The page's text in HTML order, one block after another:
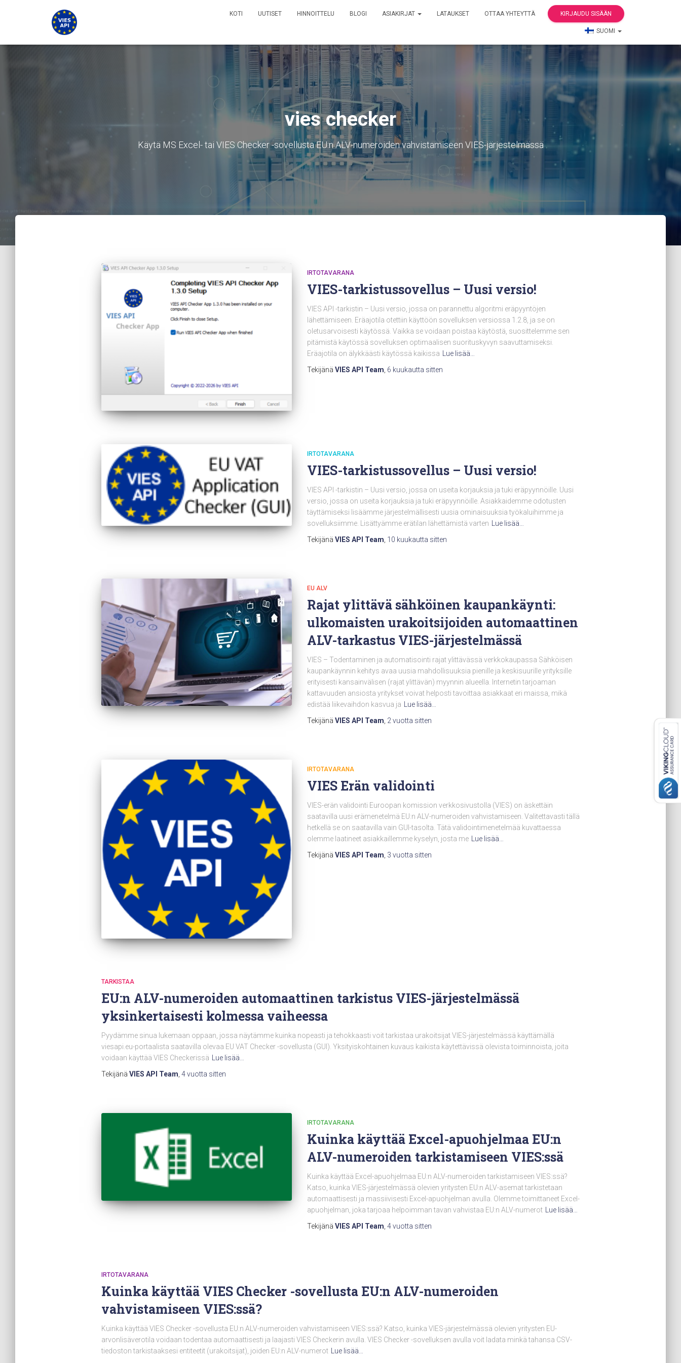
KOTI UUTISET HINNOITTELU BLOGI ASIAKIRJAT LATAUKSET OTTAA YHTEYTTÄ KIRJAUDU SISÄÄN
SUOMI
vies checker
Käytä MS Excel- tai VIES Checker -sovellusta EU:n ALV-numeroiden vahvistamiseen VIES-järjestelmässä
IRTOTAVARANA
VIES-tarkistussovellus – Uusi versio!
VIES API -tarkistin – Uusi versio, jossa on parannettu algoritmi eräpyyntöjen
lähettämiseen. Eräajotila otettiin käyttöön sovelluksen versiossa 1.2.8, ja se on
oletusarvoisesti käytössä. Vaikka se voidaan poistaa käytöstä, suosittelemme sen
pitämistä käytössä sovelluksen optimaalisen suorituskyvyn saavuttamiseksi.
Eräajotila on älykkäästi käytössä kaikissa
Lue lisää…
Tekijänä VIES API Team 6 kuukautta sitten
IRTOTAVARANA
VIES-tarkistussovellus – Uusi versio!
VIES API -tarkistin – Uusi versio, jossa on useita korjauksia ja tuki eräpyynnöille. Uusi
versio, jossa on useita korjauksia ja tuki eräpyynnöille. Asiakkaidemme odotusten
täyttämiseksi lisäämme järjestelmällisesti uusia ominaisuuksia työkaluihimme ja
sovelluksiimme. Lisättyämme erätilan lähettämistä varten
Lue lisää…
Tekijänä VIES API Team 10 kuukautta sitten
EU ALV
Rajat ylittävä sähköinen kaupankäynti:
ulkomaisten urakoitsijoiden automaattinen
ALV-tarkastus VIES-järjestelmässä
VIES – Todentaminen ja automatisointi rajat ylittävässä verkkokaupassa Sähköisen
kaupankäynnin kehitys avaa uusia mahdollisuuksia pienille ja keskisuurille yrityksille
erityisesti kansainvälisen (rajat ylittävän) myynnin alueella. Internetin tarjoaman
kattavuuden ansiosta yritykset voivat helposti tavoittaa asiakkaat eri maissa, mikä
edistää liikevaihdon kasvua ja
Lue lisää…
Tekijänä VIES API Team 2 vuotta sitten
IRTOTAVARANA
VIES Erän validointi
VIES-erän validointi Euroopan komission verkkosivustolla (VIES) on äskettäin
saatavilla uusi erämenetelmä EU:n ALV-numeroiden vahvistamiseen. Valitettavasti tällä
hetkellä se on saatavilla vain GUI-tasolta. Tätä validointimenetelmää kuvattaessa
olemme laatineet asiakkaillemme kyselyn, josta me
Lue lisää…
Tekijänä VIES API Team 3 vuotta sitten
TARKISTAA
EU:n ALV-numeroiden automaattinen tarkistus VIES-järjestelmässä
yksinkertaisesti kolmessa vaiheessa
Pyydämme sinua lukemaan oppaan, jossa näytämme kuinka nopeasti ja tehokkaasti voit tarkistaa urakoitsijat VIES-järjestelmässä käyttämällä
viesapi.eu-portaalista saatavilla olevaa EU VAT Checker -sovellusta (GUI). Yksityiskohtainen kuvaus kaikista käytettävissä olevista toiminnoista, joita
voidaan käyttää VIES Checkerissä
Lue lisää…
Tekijänä VIES API Team 4 vuotta sitten
IRTOTAVARANA
Kuinka käyttää Excel-apuohjelmaa EU:n
ALV-numeroiden tarkistamiseen VIES:ssä
Kuinka käyttää Excel-apuohjelmaa EU:n ALV-numeroiden tarkistamiseen VIES:ssä?
Katso, kuinka VIES-järjestelmässä olevien yritysten EU:n ALV-asemat tarkistetaan
automaattisesti ja massiivisesti Excel-apuohjelman avulla. Olemme toimittaneet Excel-
apuohjelman, joka tarjoaa helpoimman tavan vahvistaa EU:n ALV-numerot
Lue lisää…
Tekijänä VIES API Team 4 vuotta sitten
IRTOTAVARANA
Kuinka käyttää VIES Checker -sovellusta EU:n ALV-numeroiden
vahvistamiseen VIES:ssä?
Kuinka käyttää VIES Checker -sovellusta EU:n ALV-numeroiden vahvistamiseen VIES:ssä? Katso, kuinka VIES-järjestelmässä olevien yritysten EU-
arvonlisäverotila voidaan todentaa automaattisesti ja laajasti VIES Checkerin avulla. VIES Checker -sovelluksen avulla voit ladata minkä tahansa CSV-
tiedoston tarkistaaksesi entiteetit (urakoitsijat), joiden EU:n ALV-numerot
Lue lisää…